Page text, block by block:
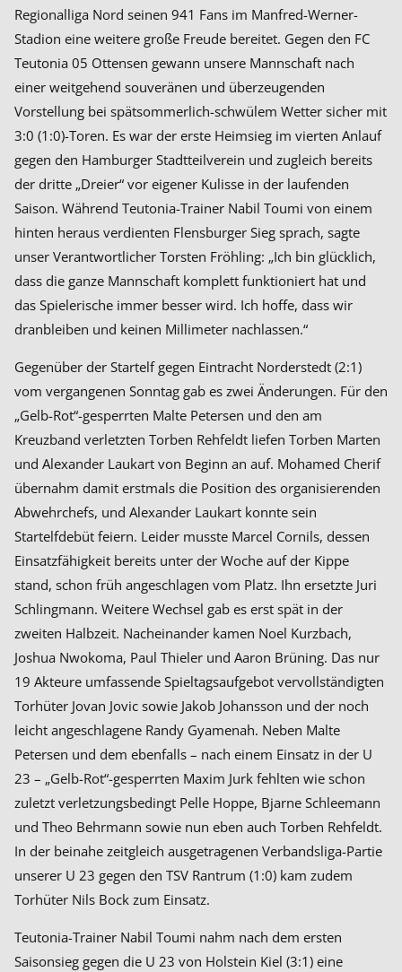
Regionalliga Nord seinen 941 Fans im Manfred-Werner-
Stadion eine weitere große Freude bereitet. Gegen den FC
Teutonia 05 Ottensen gewann unsere Mannschaft nach
einer weitgehend souveränen und überzeugenden
Vorstellung bei spätsommerlich-schwülem Wetter sicher mit
3:0 (1:0)-Toren. Es war der erste Heimsieg im vierten Anlauf
gegen den Hamburger Stadtteilverein und zugleich bereits
der dritte „Dreier“ vor eigener Kulisse in der laufenden
Saison. Während Teutonia-Trainer Nabil Toumi von einem
hinten heraus verdienten Flensburger Sieg sprach, sagte
unser Verantwortlicher Torsten Fröhling: „Ich bin glücklich,
dass die ganze Mannschaft komplett funktioniert hat und
das Spielerische immer besser wird. Ich hoffe, dass wir
dranbleiben und keinen Millimeter nachlassen.“
Gegenüber der Startelf gegen Eintracht Norderstedt (2:1)
vom vergangenen Sonntag gab es zwei Änderungen. Für den
„Gelb-Rot“-gesperrten Malte Petersen und den am
Kreuzband verletzten Torben Rehfeldt liefen Torben Marten
und Alexander Laukart von Beginn an auf. Mohamed Cherif
übernahm damit erstmals die Position des organisierenden
Abwehrchefs, und Alexander Laukart konnte sein
Startelfdebüt feiern. Leider musste Marcel Cornils, dessen
Einsatzfähigkeit bereits unter der Woche auf der Kippe
stand, schon früh angeschlagen vom Platz. Ihn ersetzte Juri
Schlingmann. Weitere Wechsel gab es erst spät in der
zweiten Halbzeit. Nacheinander kamen Noel Kurzbach,
Joshua Nwokoma, Paul Thieler und Aaron Brüning. Das nur
19 Akteure umfassende Spieltagsaufgebot vervollständigten
Torhüter Jovan Jovic sowie Jakob Johansson und der noch
leicht angeschlagene Randy Gyamenah. Neben Malte
Petersen und dem ebenfalls – nach einem Einsatz in der U
23 – „Gelb-Rot“-gesperrten Maxim Jurk fehlten wie schon
zuletzt verletzungsbedingt Pelle Hoppe, Bjarne Schleemann
und Theo Behrmann sowie nun eben auch Torben Rehfeldt.
In der beinahe zeitgleich ausgetragenen Verbandsliga-Partie
unserer U 23 gegen den TSV Rantrum (1:0) kam zudem
Torhüter Nils Bock zum Einsatz.
Teutonia-Trainer Nabil Toumi nahm nach dem ersten
Saisonsieg gegen die U 23 von Holstein Kiel (3:1) eine